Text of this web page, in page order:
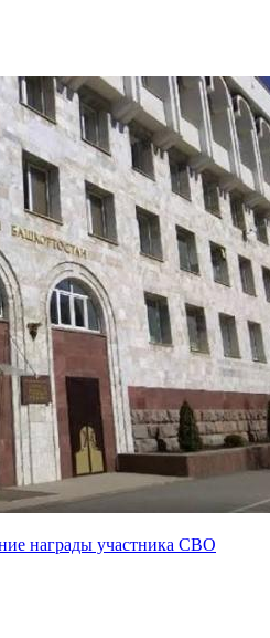
награды участника СВО